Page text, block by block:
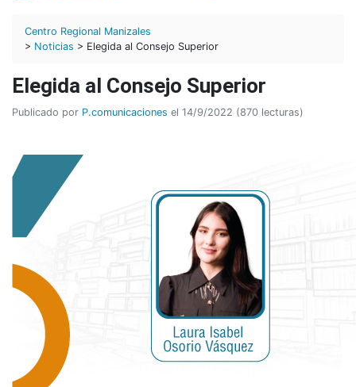
Centro Regional Manizales
> Noticias > Elegida al Consejo Superior
Elegida al Consejo Superior
Publicado por P.comunicaciones el 14/9/2022 (870 lecturas)